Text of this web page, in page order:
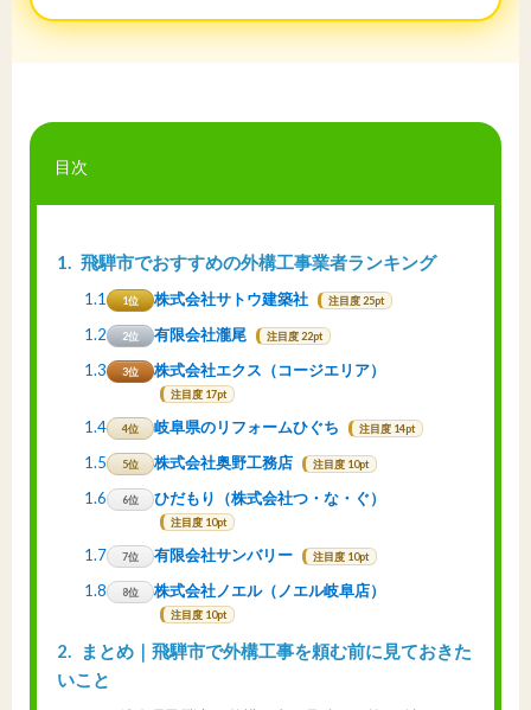
目次
1 飛騨市でおすすめの外構工事業者ランキング
1.1 1位 株式会社サトウ建築社 注目度 25pt
1.2 2位 有限会社瀧尾 注目度 22pt
1.3 3位 株式会社エクス（コージエリア）
注目度 17pt
1.4 4位 岐阜県のリフォームひぐち 注目度 14pt
1.5 5位 株式会社奥野工務店 注目度 10pt
1.6 6位 ひだもり（株式会社つ・な・ぐ）
注目度 10pt
1.7 7位 有限会社サンバリー 注目度 10pt
1.8 8位 株式会社ノエル（ノエル岐阜店）
注目度 10pt
2
まとめ｜飛騨市で外構工事を頼む前に見ておきた
いこと